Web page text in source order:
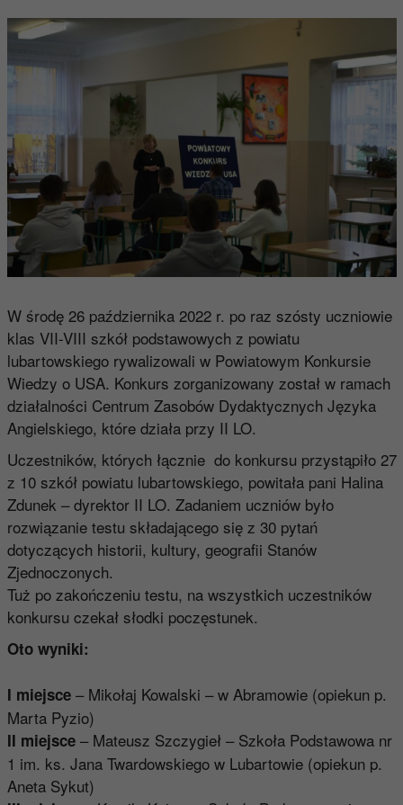
W środę 26 października 2022 r. po raz szósty uczniowie
klas VII-VIII szkół podstawowych z powiatu
lubartowskiego rywalizowali w Powiatowym Konkursie
Wiedzy o USA. Konkurs zorganizowany został w ramach
działalności Centrum Zasobów Dydaktycznych Języka
Angielskiego, które działa przy II LO.
Uczestników, których łącznie do konkursu przystąpiło 27
z 10 szkół powiatu lubartowskiego, powitała pani Halina
Zdunek – dyrektor II LO. Zadaniem uczniów było
rozwiązanie testu składającego się z 30 pytań
dotyczących historii, kultury, geografii Stanów
Zjednoczonych.
Tuż po zakończeniu testu, na wszystkich uczestników
konkursu czekał słodki poczęstunek.
Oto wyniki:
I miejsce– Mikołaj Kowalski – w Abramowie (opiekun p.
Marta Pyzio)
II miejsce– Mateusz Szczygieł – Szkoła Podstawowa nr
1 im. ks. Jana Twardowskiego w Lubartowie (opiekun p.
Aneta Sykut)